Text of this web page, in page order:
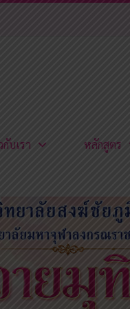
กับเรา หลักสูตร